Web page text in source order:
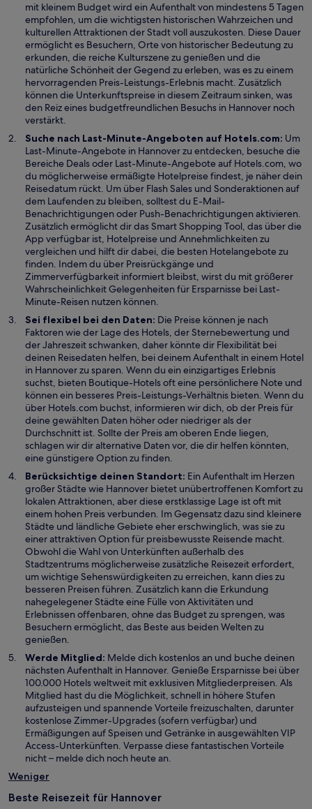
r
g
e
ö
f
f
n
e
t
u
e
n
F
n
s
t
e
e
ö
f
f
n
t
mit kleinem Budget wird ein Aufenthalt von mindestens 5 Tagen
empfohlen, um die wichtigsten historischen Wahrzeichen und
kulturellen Attraktionen der Stadt voll auszukosten. Diese Dauer
ermöglicht es Besuchern, Orte von historischer Bedeutung zu
erkunden, die reiche Kulturszene zu genießen und die
natürliche Schönheit der Gegend zu erleben, was es zu einem
hervorragenden Preis-Leistungs-Erlebnis macht. Zusätzlich
können die Unterkunftspreise in diesem Zeitraum sinken, was
den Reiz eines budgetfreundlichen Besuchs in Hannover noch
verstärkt.
Suche nach Last-Minute-Angeboten auf Hotels.com: Um
Last-Minute-Angebote in Hannover zu entdecken, besuche die
Bereiche Deals oder Last-Minute-Angebote auf Hotels.com, wo
du möglicherweise ermäßigte Hotelpreise findest, je näher dein
Reisedatum rückt. Um über Flash Sales und Sonderaktionen auf
dem Laufenden zu bleiben, solltest du E-Mail-
Benachrichtigungen oder Push-Benachrichtigungen aktivieren.
Zusätzlich ermöglicht dir das Smart Shopping Tool, das über die
App verfügbar ist, Hotelpreise und Annehmlichkeiten zu
vergleichen und hilft dir dabei, die besten Hotelangebote zu
finden. Indem du über Preisrückgänge und
Zimmerverfügbarkeit informiert bleibst, wirst du mit größerer
Wahrscheinlichkeit Gelegenheiten für Ersparnisse bei Last-
Minute-Reisen nutzen können.
Sei flexibel bei den Daten: Die Preise können je nach
Faktoren wie der Lage des Hotels, der Sternebewertung und
der Jahreszeit schwanken, daher könnte dir Flexibilität bei
deinen Reisedaten helfen, bei deinem Aufenthalt in einem Hotel
in Hannover zu sparen. Wenn du ein einzigartiges Erlebnis
suchst, bieten Boutique-Hotels oft eine persönlichere Note und
können ein besseres Preis-Leistungs-Verhältnis bieten. Wenn du
über Hotels.com buchst, informieren wir dich, ob der Preis für
deine gewählten Daten höher oder niedriger als der
Durchschnitt ist. Sollte der Preis am oberen Ende liegen,
schlagen wir dir alternative Daten vor, die dir helfen könnten,
eine günstigere Option zu finden.
Berücksichtige deinen Standort: Ein Aufenthalt im Herzen
großer Städte wie Hannover bietet unübertroffenen Komfort zu
lokalen Attraktionen, aber diese erstklassige Lage ist oft mit
einem hohen Preis verbunden. Im Gegensatz dazu sind kleinere
Städte und ländliche Gebiete eher erschwinglich, was sie zu
einer attraktiven Option für preisbewusste Reisende macht.
Obwohl die Wahl von Unterkünften außerhalb des
Stadtzentrums möglicherweise zusätzliche Reisezeit erfordert,
um wichtige Sehenswürdigkeiten zu erreichen, kann dies zu
besseren Preisen führen. Zusätzlich kann die Erkundung
nahegelegener Städte eine Fülle von Aktivitäten und
Erlebnissen offenbaren, ohne das Budget zu sprengen, was
Besuchern ermöglicht, das Beste aus beiden Welten zu
genießen.
Werde Mitglied: Melde dich kostenlos an und buche deinen
nächsten Aufenthalt in Hannover. Genieße Ersparnisse bei über
100.000 Hotels weltweit mit exklusiven Mitgliederpreisen. Als
Mitglied hast du die Möglichkeit, schnell in höhere Stufen
aufzusteigen und spannende Vorteile freizuschalten, darunter
kostenlose Zimmer-Upgrades (sofern verfügbar) und
Ermäßigungen auf Speisen und Getränke in ausgewählten VIP
Access-Unterkünften. Verpasse diese fantastischen Vorteile
nicht – melde dich noch heute an.
Weniger
Beste Reisezeit für Hannover